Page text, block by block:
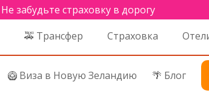
забудьте страховку в дорогу
🚕 Трансфер Страховка
🥝 Виза в Новую Зеландию 🌴 Блог